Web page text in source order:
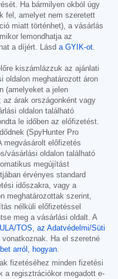
Ha bármilyen okból úgy
fel, amelyet nem szeretett
miatt történhet), a vásárlás
lemondhatja az
a díjért. Lásd a GYIK-ot.
kiszámlázzuk az ajánlati
oldalon meghatározott áron
(amelyeket a jelen
árak országonként vagy
oldalon található
le időben az előfizetést.
(SpyHunter Pro
megvásárolt előfizetés
vásárlási oldalon található
megújítást
érvényes standard
időszakra, vagy a
meghatározottak szerint,
nélküli előfizetéssel
meg a vásárlási oldalt. A
TOS, az Adatvédelmi/Süti
vonatkoznak. Ha el szeretné
arról, hogyan.
fizetéséhez minden fizetési
a regisztrációkor megadott e-